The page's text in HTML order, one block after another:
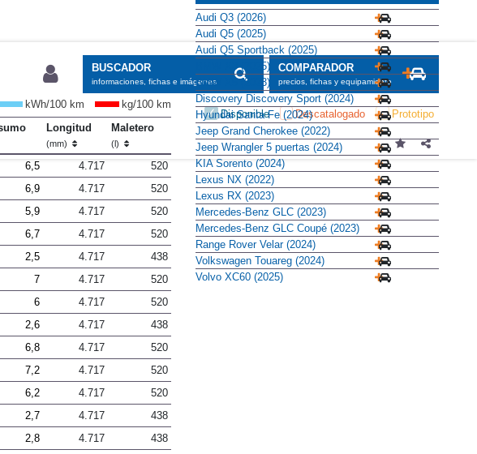
BUSCADOR
informaciones, fichas e imágenes
COMPARADOR
precios, fichas y equipamiento
Disponible Descatalogado Prototipo
kWh/100 km
kg/100 km
Longitud
(mm)
Maletero
(l)
6,5 4.717
520
6,9 4.717
520
5,9 4.717
520
6,7 4.717
520
2,5 4.717
438
7 4.717
520
6 4.717
520
2,6 4.717
438
6,8 4.717
520
7,2 4.717
520
6,2 4.717
520
2,7 4.717
438
2,8 4.717
438
Audi Q3 (2026)
Audi Q5 (2025)
Audi Q5 Sportback (2025)
BMW X3 (2025)
BMW X5 (2023)
Discovery Discovery Sport (2024)
Hyundai Santa Fe (2024)
Jeep Grand Cherokee (2022)
Jeep Wrangler 5 puertas (2024)
KIA Sorento (2024)
Lexus NX (2022)
Lexus RX (2023)
Mercedes-Benz GLC (2023)
Mercedes-Benz GLC Coupé (2023)
Range Rover Velar (2024)
Volkswagen Touareg (2024)
Volvo XC60 (2025)